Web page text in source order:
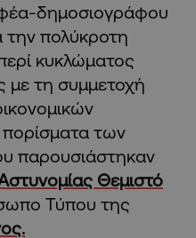
δημοσιογράφου
την πολύκροτη
κυκλώματος
με τη συμμετοχή
των
παρουσιάστηκαν
Θεμιστό
Τύπου της